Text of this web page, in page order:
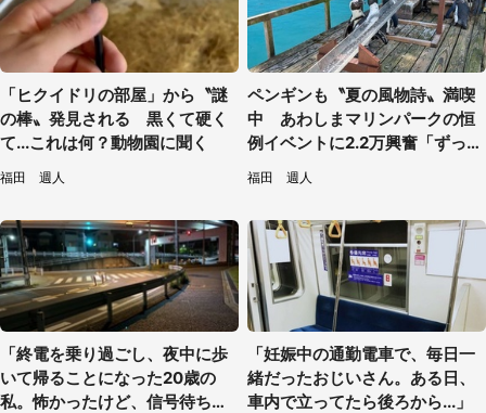
「ヒクイドリの部屋」から〝謎
の棒〟発見される 黒くて硬く
て...これは何？動物園に聞く
福田 週人
ペンギンも〝夏の風物詩〟満喫
中 あわしまマリンパークの恒
例イベントに2.2万興奮「ずっと
見てたい」
福田 週人
「終電を乗り過ごし、夜中に歩
いて帰ることになった20歳の
私。怖かったけど、信号待ちの
「妊娠中の通勤電車で、毎日一
緒だったおじいさん。ある日、
車内で立ってたら後ろから...」